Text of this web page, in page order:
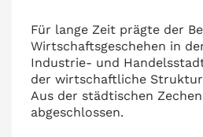
Für lange Zeit prägte der
Wirtschaftsgeschehen in
Industrie- und
der wirtschaftliche
Aus der städtischen
abgeschlossen.